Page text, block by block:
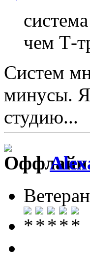
чем Т-
Систем
минусы.
студию...
Ветеран